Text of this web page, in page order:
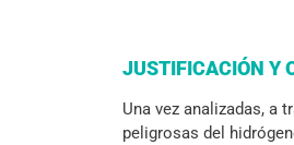
JUSTIFICACIÓN Y
Una vez analizadas, a
peligrosas del